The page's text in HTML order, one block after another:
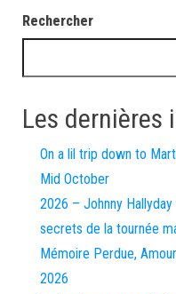
Rechercher
Les dernières
On a lil trip down to
Mid October
2026 – Johnny
secrets de la tournée
Mémoire Perdue,
2026